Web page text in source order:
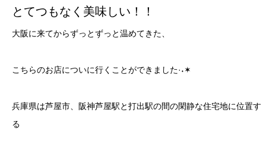
とてつもなく美味しい！！
大阪に来てからずっとずっと温めてきた、
こちらのお店についに行くことができました·˖✶
兵庫県は芦屋市、阪神芦屋駅と打出駅の間の閑静な住宅地に位置す
る